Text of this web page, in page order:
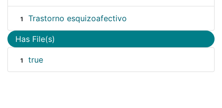
1 Trastorno esquizoafectivo
Has File(s)
1 true